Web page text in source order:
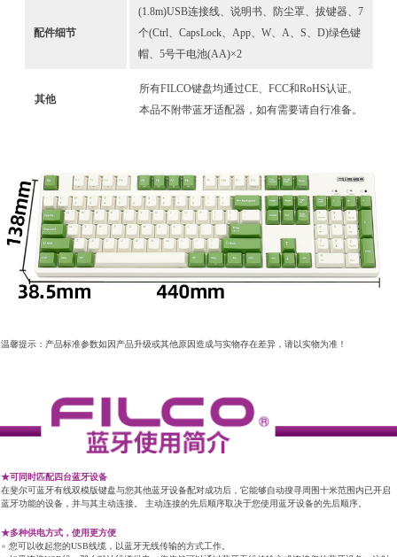
配件细节
(1.8m)USB连接线、说明书、防尘罩、拔键器、7
个(Ctrl、CapsLock、App、W、A、S、D)绿色键
帽、5号干电池(AA)×2
其他
所有FILCO键盘均通过CE、FCC和RoHS认证。
本品不附带蓝牙适配器，如有需要请自行准备。
温馨提示：产品标准参数如因产品升级或其他原因造成与实物存在差异，请以实物为准！
★可同时匹配四台蓝牙设备
在斐尔可蓝牙有线双模版键盘与您其他蓝牙设备配对成功后，它能够自动搜寻周围十米范围内已开启
蓝牙功能的设备，并与其主动连接。 主动连接的先后顺序取决于您使用蓝牙设备的先后顺序。
★多种供电方式，使用更方便
● 您可以收起您的USB线缆，以蓝牙无线传输的方式工作。